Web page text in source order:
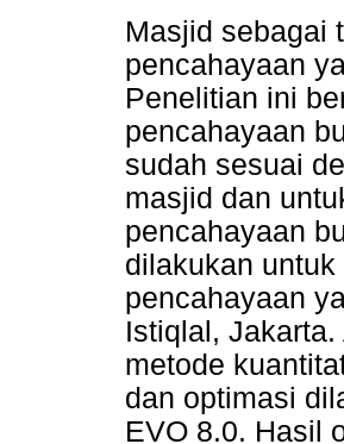
Masjid sebagai
pencahayaan
Penelitian ini
pencahayaan
sudah sesuai
masjid dan
pencahayaan
dilakukan
pencahayaan
Istiqlal,
metode
dan optimasi
EVO 8.0. Hasil